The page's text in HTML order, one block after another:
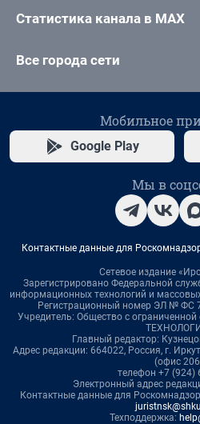
Статистика канала в MAX
Все города сети
Мобильное
Google Play
Мы в
Контактные данные для
Сетевое издание
Зарегистрировано Федеральной
информационных технологий и
Регистрационный номер ЭЛ № ФС
Учредитель: Общество с
Главный редактор:
Адрес редакции: 664022, Россия, г.
(офис
телефон +7 (924)
Электронный адрес
Контактные данные для
Техподдержка: